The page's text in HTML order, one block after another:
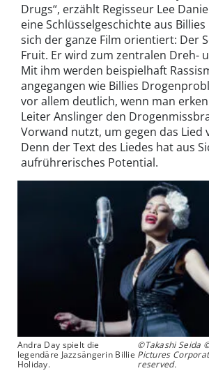
Drugs“, erzählt Regisseur Lee
eine Schlüsselgeschichte aus
sich der ganze Film orientiert: Der
Fruit. Er wird zum zentralen Dreh-
Mit ihm werden beispielhaft
angegangen wie Billies
vor allem deutlich, wenn man
Leiter Anslinger den
Vorwand nutzt, um gegen das Lied
Denn der Text des Liedes hat aus
aufrührerisches Potential.
Andra Day spielt die
legendäre Jazzsängerin Billie
Holiday.
©Takashi Seida
Pictures
reserved.